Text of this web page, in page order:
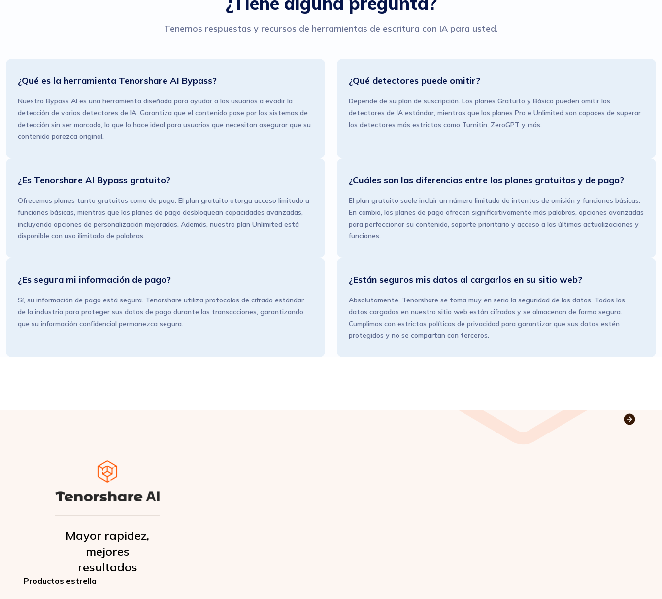
Tenemos respuestas y recursos de herramientas de escritura con IA para usted.
¿Qué es la herramienta Tenorshare AI Bypass?
Nuestro Bypass AI es una herramienta diseñada para ayudar a los usuarios a evadir la
detección de varios detectores de IA. Garantiza que el contenido pase por los sistemas de
detección sin ser marcado, lo que lo hace ideal para usuarios que necesitan asegurar que su
contenido parezca original.
¿Qué detectores puede omitir?
Depende de su plan de suscripción. Los planes Gratuito y Básico pueden omitir los
detectores de IA estándar, mientras que los planes Pro e Unlimited son capaces de superar
los detectores más estrictos como Turnitin, ZeroGPT y más.
¿Es Tenorshare AI Bypass gratuito?
Ofrecemos planes tanto gratuitos como de pago. El plan gratuito otorga acceso limitado a
funciones básicas, mientras que los planes de pago desbloquean capacidades avanzadas,
incluyendo opciones de personalización mejoradas. Además, nuestro plan Unlimited está
disponible con uso ilimitado de palabras.
¿Cuáles son las diferencias entre los planes gratuitos y de pago?
El plan gratuito suele incluir un número limitado de intentos de omisión y funciones básicas.
En cambio, los planes de pago ofrecen significativamente más palabras, opciones avanzadas
para perfeccionar su contenido, soporte prioritario y acceso a las últimas actualizaciones y
funciones.
¿Es segura mi información de pago?
Sí, su información de pago está segura. Tenorshare utiliza protocolos de cifrado estándar
de la industria para proteger sus datos de pago durante las transacciones, garantizando
que su información confidencial permanezca segura.
¿Están seguros mis datos al cargarlos en su sitio web?
Absolutamente. Tenorshare se toma muy en serio la seguridad de los datos. Todos los
datos cargados en nuestro sitio web están cifrados y se almacenan de forma segura.
Cumplimos con estrictas políticas de privacidad para garantizar que sus datos estén
protegidos y no se compartan con terceros.
Mayor rapidez,
mejores
resultados
Productos estrella